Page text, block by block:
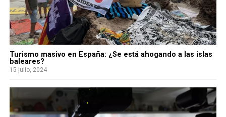
Turismo masivo en España: ¿Se está ahogando a las islas
baleares?
15 julio, 2024